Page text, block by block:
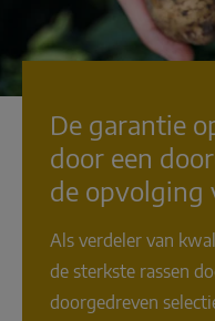
De garantie
door een
de opvolging
Als verdeler van
de sterkste rassen
doorgedreven